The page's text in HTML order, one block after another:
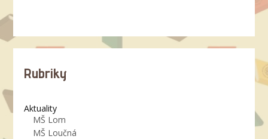
Rubriky
Aktuality
MŠ Lom
MŠ Loučná